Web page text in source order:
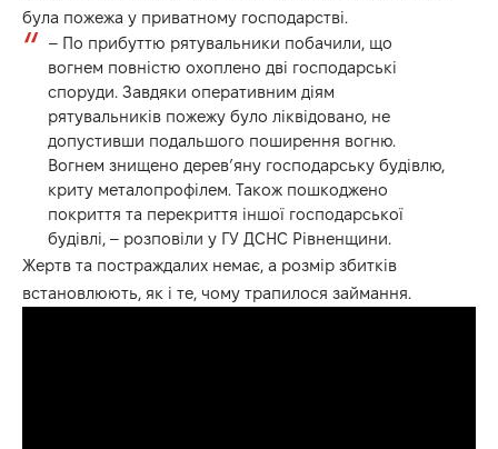
була пожежа у приватному господарстві.
– По прибуттю рятувальники побачили, що
вогнем повністю охоплено дві господарські
споруди. Завдяки оперативним діям
рятувальників пожежу було ліквідовано, не
допустивши подальшого поширення вогню.
Вогнем знищено дерев’яну господарську будівлю,
криту металопрофілем. Також пошкоджено
покриття та перекриття іншої господарської
будівлі, – розповіли у ГУ ДСНС Рівненщини.
Жертв та постраждалих немає, а розмір збитків
встановлюють, як і те, чому трапилося займання.